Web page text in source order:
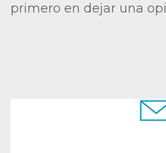
primero en dejar una